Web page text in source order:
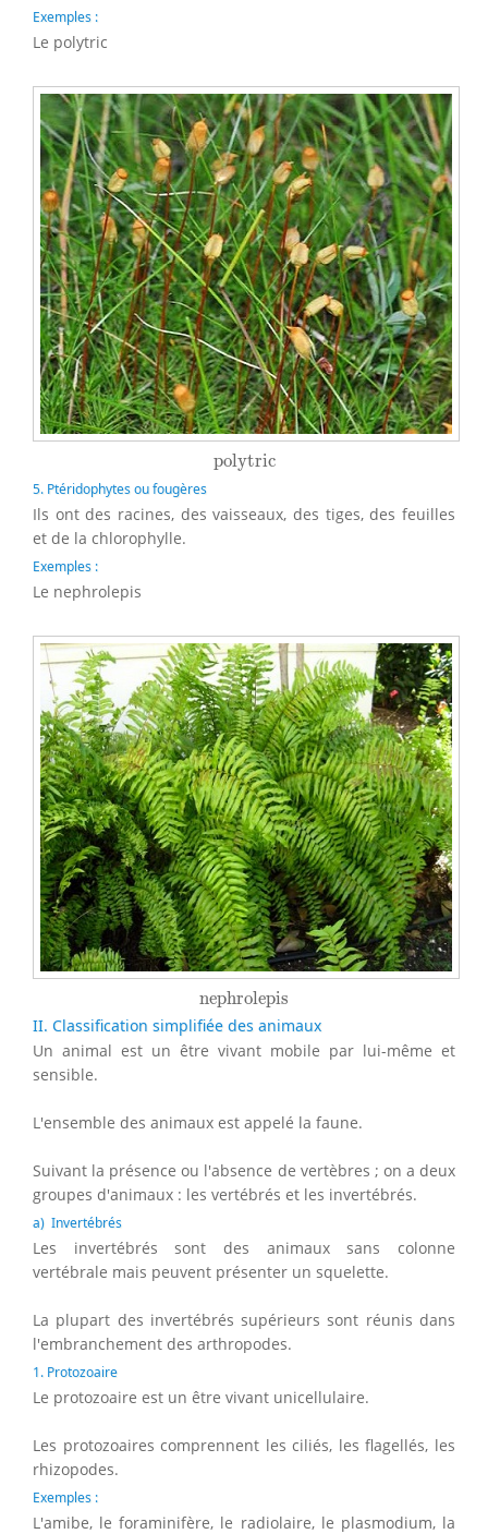
Exemples :
Le polytric
polytric
polytric
5. Ptéridophytes ou fougères
Ils ont des racines, des vaisseaux, des tiges, des feuilles
et de la chlorophylle.
Exemples :
Le nephrolepis
nephrolepis
nephrolepis
II. Classification simplifiée des animaux
Un animal est un être vivant mobile par lui-même et
sensible.
L'ensemble des animaux est appelé la faune.
Suivant la présence ou l'absence de vertèbres ; on a deux
groupes d'animaux : les vertébrés et les invertébrés.
a) Invertébrés
Les invertébrés sont des animaux sans colonne
vertébrale mais peuvent présenter un squelette.
La plupart des invertébrés supérieurs sont réunis dans
l'embranchement des arthropodes.
1. Protozoaire
Le protozoaire est un être vivant unicellulaire.
Les protozoaires comprennent les ciliés, les flagellés, les
rhizopodes.
Exemples :
L'amibe, le foraminifère, le radiolaire, le plasmodium, la